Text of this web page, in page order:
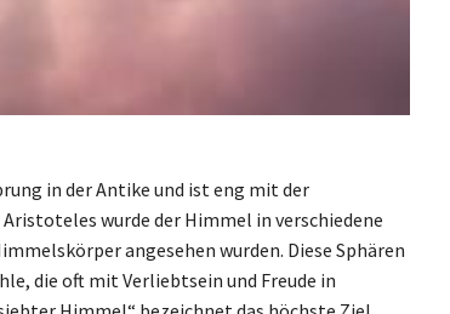
in der Antike und ist eng mit der
wurde der Himmel in verschiedene
angesehen wurden. Diese Sphären
die oft mit Verliebtsein und Freude in